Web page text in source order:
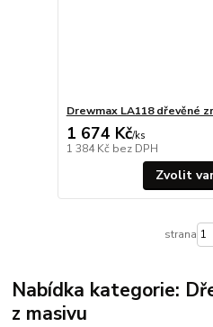
Drewmax LA118 dřevěné
1 674 Kč/ks
1 384 Kč bez DPH
Zvolit
strana
Nabídka kategorie:
z masivu